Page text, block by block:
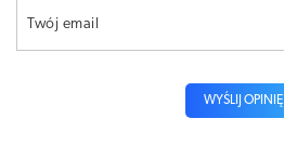
Twój email
WYŚLIJ OPINIĘ